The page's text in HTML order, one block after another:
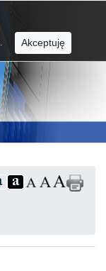
Akceptuję